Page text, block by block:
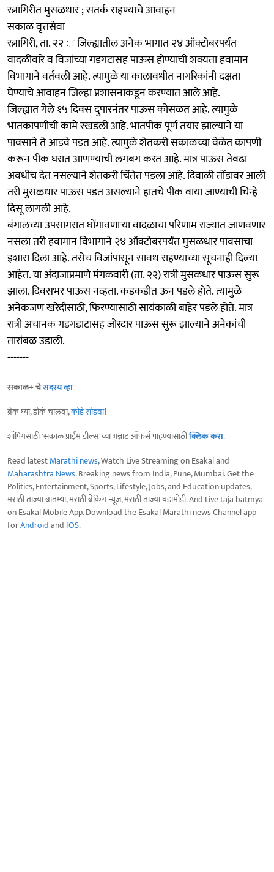
रत्नागिरीत मुसळधार ; सतर्क राहण्याचे आवाहन
सकाळ वृत्तसेवा
रत्नागिरी, ता. २२ ः जिल्ह्यातील अनेक भागात २४ ऑक्टोबरपर्यंत
वादळीवारे व विजांच्या गडगटासह पाऊस होण्याची शक्यता हवामान
विभागाने वर्तवली आहे. त्यामुळे या कालावधीत नागरिकांनी दक्षता
घेण्याचे आवाहन जिल्हा प्रशासनाकडून करण्यात आले आहे.
जिल्ह्यात गेले १५ दिवस दुपारनंतर पाऊस कोसळत आहे. त्यामुळे
भातकापणीची कामे रखडली आहे. भातपीक पूर्ण तयार झाल्याने या
पावसाने ते आडवे पडत आहे. त्यामुळे शेतकरी सकाळच्या वेळेत कापणी
करून पीक घरात आणण्याची लगबग करत आहे. मात्र पाऊस तेवढा
अवधीच देत नसल्याने शेतकरी चिंतेत पडला आहे. दिवाळी तोंडावर आली
तरी मुसळधार पाऊस पडत असल्याने हातचे पीक वाया जाण्याची चिन्हे
दिसू लागली आहे.
बंगालच्या उपसागरात घोंगावणाऱ्या वादळाचा परिणाम राज्यात जाणवणार
नसला तरी हवामान विभागाने २४ ऑक्टोबरपर्यंत मुसळधार पावसाचा
इशारा दिला आहे. तसेच विजांपासून सावध राहण्याच्या सूचनाही दिल्या
आहेत. या अंदाजाप्रमाणे मंगळवारी (ता. २२) रात्री मुसळधार पाऊस सुरू
झाला. दिवसभर पाऊस नव्हता. कडकडीत ऊन पडले होते. त्यामुळे
अनेकजण खरेदीसाठी, फिरण्यासाठी सायंकाळी बाहेर पडले होते. मात्र
रात्री अचानक गडगडाटासह जोरदार पाऊस सुरू झाल्याने अनेकांची
तारांबळ उडाली.
-------
सकाळ+ चेसदस्य व्हा
ब्रेक घ्या, डोकं चालवा,कोडे सोडवा!
शॉपिंगसाठी 'सकाळ प्राईम डील्स'च्या भन्नाट ऑफर्स पाहण्यासाठीक्लिक करा.
Read latestMarathi news, Watch Live Streaming on Esakal and
Maharashtra News. Breaking news from India, Pune, Mumbai. Get the
Politics, Entertainment, Sports, Lifestyle, Jobs, and Education updates,
मराठी ताज्या बातम्या, मराठी ब्रेकिंग न्यूज, मराठी ताज्या घडामोडी. And Live taja batmya
on Esakal Mobile App. Download the Esakal Marathi news Channel app
forAndroidand IOS.